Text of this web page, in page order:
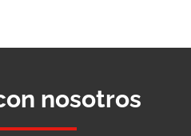
nosotros